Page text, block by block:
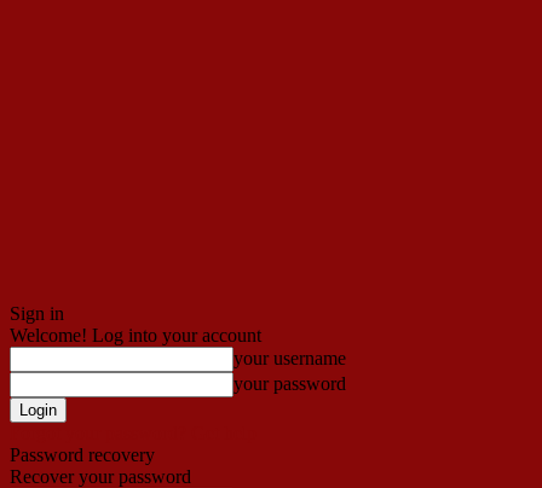
Sign in
Welcome! Log into your account
your username
your password
Password recovery
Recover your password